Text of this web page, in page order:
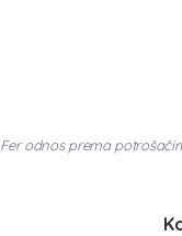
Fer odnos prema